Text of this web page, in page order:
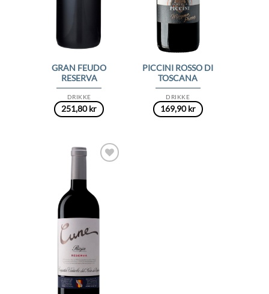
DRIKKE
GRAN FEUDO
RESERVA
251,80kr
DRIKKE
PICCINI ROSSO DI
TOSCANA
169,90kr